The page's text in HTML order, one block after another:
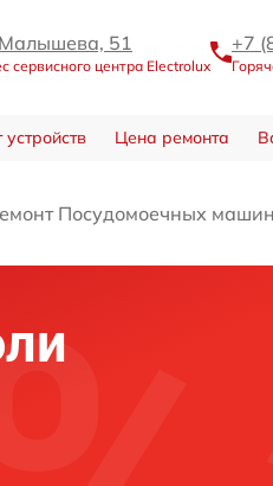
51
сервисного центра Electrolux
+7
Цена ремонта
Посудомоечных машин